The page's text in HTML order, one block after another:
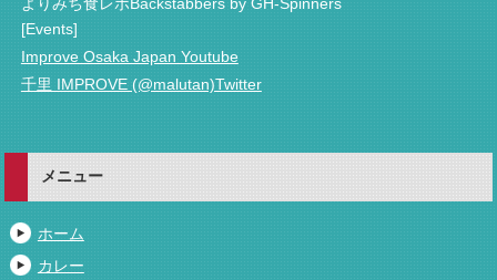
[Events]
Improve Osaka Japan Youtube
千里 IMPROVE (@malutan)Twitter
メニュー
ホーム
カレー